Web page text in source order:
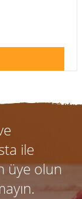
ile
üye olun